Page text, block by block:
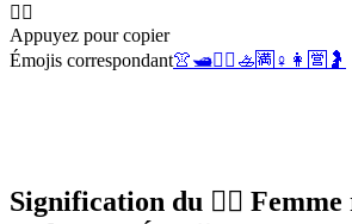
🚣‍♀️
Appuyez pour copier
Émojis correspondant👚🛥️🚣‍♂️ 🚣🈵 ♀️ 👩 🈺 🤰
Signification du 🚣‍♀️